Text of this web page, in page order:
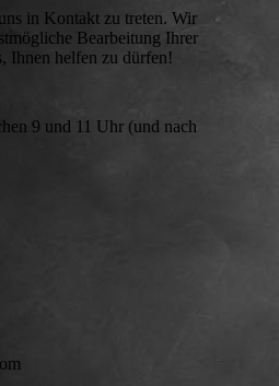
in Kontakt zu treten. Wir
Bearbeitung Ihrer
Ihnen helfen zu dürfen!
9 und 11 Uhr (und nach